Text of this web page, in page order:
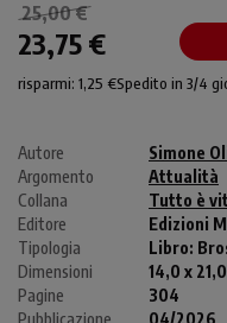
25,00 €
23,75 €
risparmi: 1,25 €Spedito in 3/4
Autore
Simone
Argomento
Attualità
Collana
Tutto è
Editore
Edizioni
Tipologia
Libro:
Dimensioni
14,0 x 21,0
Pagine
304